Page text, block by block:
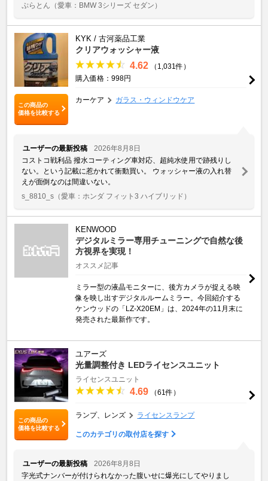
ぷらとん （愛車：BMW 3シリーズ セダン）
この商品の
価格を比較する
KYK / 古河薬品工業
クリアウォッシャー液
4.62
（1,031件）
購入価格：998円
カーケア ガラス・ウィンドウケア
ユーザーの最新投稿
2026年8月8日
コストコ戦利品 撥水コーティング車対応、超純水使用で跡残りし
ない。という記載に惹かれて衝動買い。 ウォッシャー液の入れ替
えが面倒なのは間違いない。
s_8810_s （愛車：ホンダ フィット3 ハイブリッド）
KENWOOD
デジタルミラー専用チューニングで自然な後
方視界を実現！
オススメ記事
ミラー型の液晶モニターに、後方カメラが捉える映
像を映し出すデジタルルームミラー。今回紹介する
ケンウッドの「LZ-X20EM」は、2024年の11月末に
発売された最新作です。
この商品の
価格を比較する
ユアーズ
光量調整付き LEDライセンスユニット
ライセンスユニット
4.69 （61件）
ランプ、レンズ ライセンスランプ
このカテゴリの取付店を探す
ユーザーの最新投稿
2026年8月8日
字光式ナンバーが付けられなかった腹いせに爆光にしてやりまし